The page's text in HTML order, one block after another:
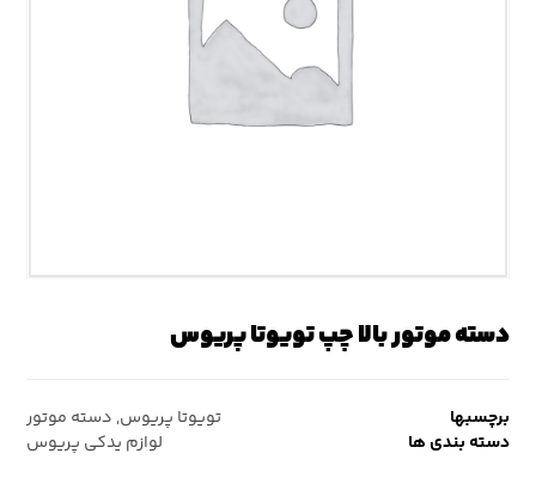
دسته موتور بالا چپ تویوتا پریوس
برچسبها تویوتا پریوس, دسته موتور
دسته بندی ها
لوازم یدکی پریوس